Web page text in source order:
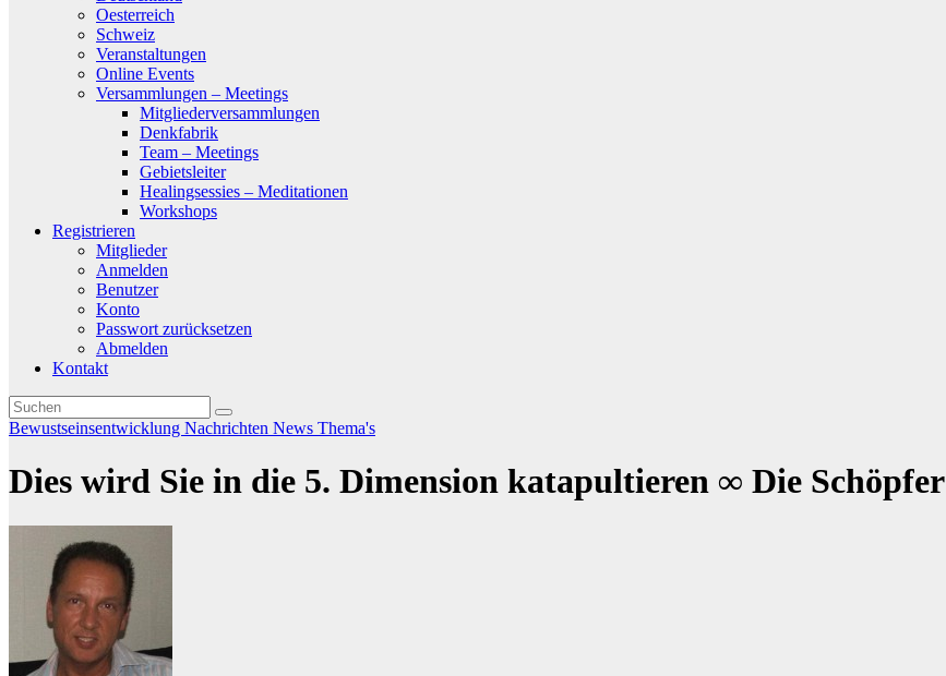
Oesterreich
Schweiz
Veranstaltungen
Online Events
Versammlungen – Meetings
Mitgliederversammlungen
Denkfabrik
Team – Meetings
Gebietsleiter
Healingsessies – Meditationen
Workshops
Registrieren
Mitglieder
Anmelden
Benutzer
Konto
Passwort zurücksetzen
Abmelden
Kontakt
Bewustseinsentwicklung Nachrichten News Thema's
Dies wird Sie in die 5. Dimension katapultieren ∞ Die Schöpfer